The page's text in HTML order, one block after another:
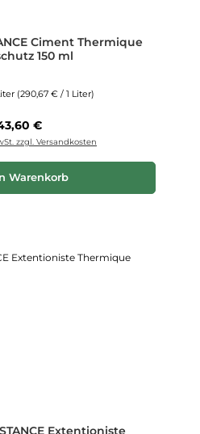
Ciment Thermique
150 ml
(290,67 € / 1 Liter)
Preis:
€
zzgl. Versandkosten
Warenkorb
Extentioniste